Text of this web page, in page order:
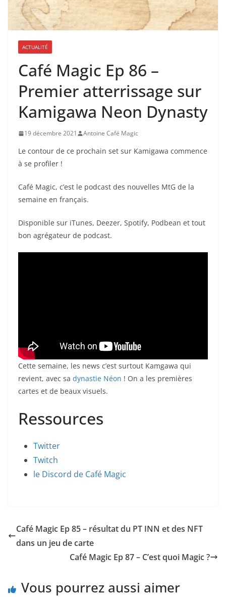
ACTUALITÉ
Café Magic Ep 86 –
Premier atterrissage sur
Kamigawa Neon Dynasty
19 décembre 2021 Antoine Café Magic
Le contour de ce prochain set sur Kamigawa commence
à se profiler !
Café Magic, c’est le podcast des nouvelles MtG de la
semaine en français.
Disponible sur iTunes, Deezer, Spotify, Podbean et tout
bon agrégateur de podcast.
Cette semaine, les news c’est surtout Kamgawa qui
revient, avec sa dynastie Néon ! On a les premières
cartes et de beaux visuels.
Ressources
Twitter
Twitch
le Discord de Café Magic
Café Magic Ep 85 – résultat du PT INN et des NFT
dans un jeu de carte
Café Magic Ep 87 – C’est quoi Magic ?
Vous pourrez aussi aimer